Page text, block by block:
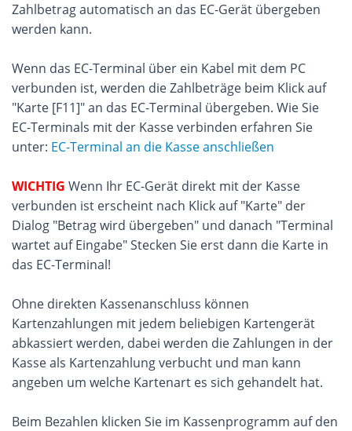
Zahlbetrag automatisch an das EC-Gerät übergeben
werden kann.
Wenn das EC-Terminal über ein Kabel mit dem PC
verbunden ist, werden die Zahlbeträge beim Klick auf
"Karte [F11]" an das EC-Terminal übergeben. Wie Sie
EC-Terminals mit der Kasse verbinden erfahren Sie
unter: EC-Terminal an die Kasse anschließen
WICHTIG Wenn Ihr EC-Gerät direkt mit der Kasse
verbunden ist erscheint nach Klick auf "Karte" der
Dialog "Betrag wird übergeben" und danach "Terminal
wartet auf Eingabe" Stecken Sie erst dann die Karte in
das EC-Terminal!
Ohne direkten Kassenanschluss können
Kartenzahlungen mit jedem beliebigen Kartengerät
abkassiert werden, dabei werden die Zahlungen in der
Kasse als Kartenzahlung verbucht und man kann
angeben um welche Kartenart es sich gehandelt hat.
Beim Bezahlen klicken Sie im Kassenprogramm auf den